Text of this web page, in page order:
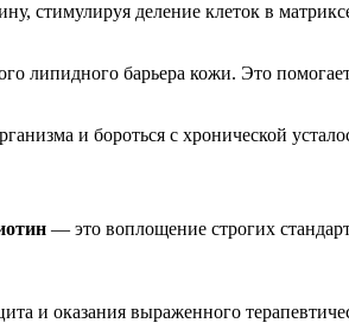
стимулируя деление клеток в
липидного барьера кожи. Это
и бороться с хронической
— это воплощение строгих
и оказания выраженного